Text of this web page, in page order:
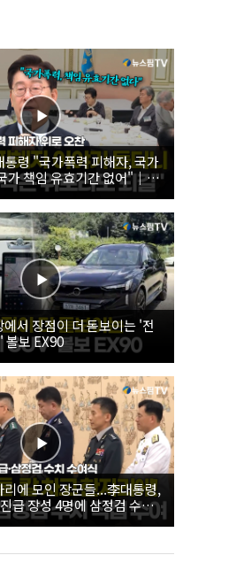
령 "국가폭력 피해자, 국가
책임 유효기간 없어"｜
피해자 위로 오찬
서 장점이 더 돋보이는 '전
볼보 EX90
에 모인 장군들...李대통령,
급 장성 4명에 삼정검 수치
장성 진급·삼정검 수치